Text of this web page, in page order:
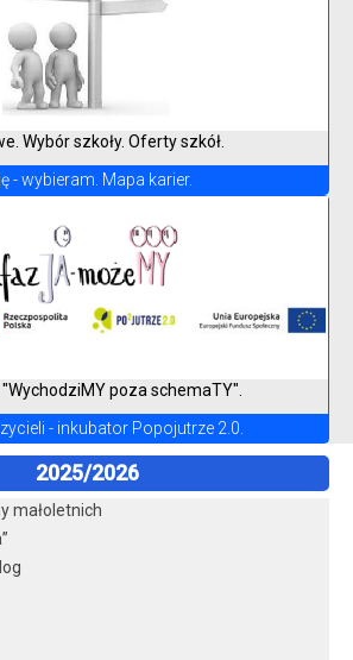
Wybór szkoły. Oferty szkół.
- wybieram. Mapa karier.
poza schemaTY".
- inkubator Popojutrze 2.0.
2025/2026
małoletnich